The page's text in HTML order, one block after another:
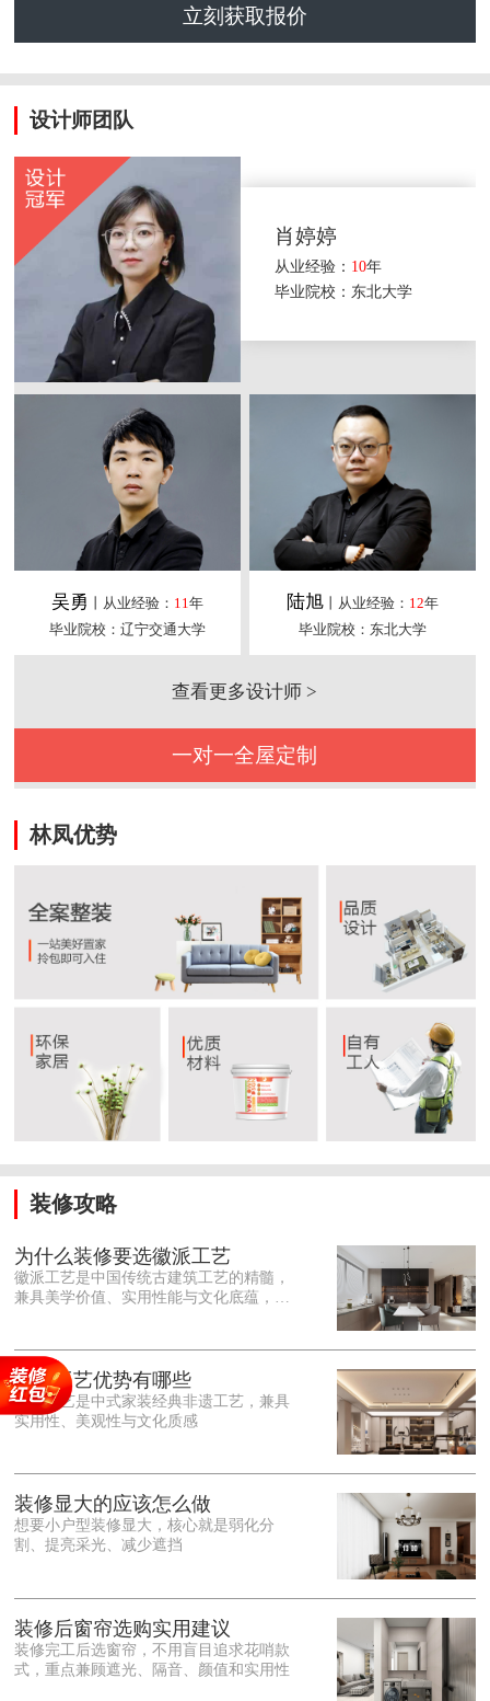
立刻获取报价
设计师团队
肖婷婷
从业经验： 10年
毕业院校：东北大学
吴勇 丨从业经验： 11年
毕业院校：辽宁交通大学
陆旭丨从业经验： 12年
毕业院校：东北大学
查看更多设计师 >
一对一全屋定制
林凤优势
装修攻略
为什么装修要选徽派工艺
徽派工艺是中国传统古建筑工艺的精髓，
兼具美学价值、实用性能与文化底蕴，优
雕细琢的砖、木、石雕为特色，线条古朴
大气，意境悠远，自带东方中式雅致韵
味，耐看且不易过时。<o:p></o:p> 在工
艺品质上，徽派工艺遵循古法匠心工序，
保耐用，抗风化、耐腐蚀，使用
徽派工艺优势有哪些
徽派工艺是中式家装经典非遗工艺，兼具
实用性、美观性与文化质感
装修显大的应该怎么做
想要小户型装修显大，核心就是弱化分
割、提亮采光、减少遮挡
装修后窗帘选购实用建议
装修完工后选窗帘，不用盲目追求花哨款
式，重点兼顾遮光、隔音、颜值和实用性